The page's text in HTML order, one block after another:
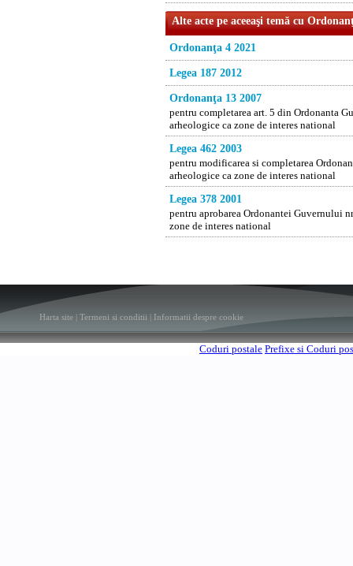
Alte acte pe aceeaşi temă cu
Ordonanţa 4 2021
Legea 187 2012
Ordonanţa 13 2007
pentru completarea art. 5 din Ordonanta
arheologice ca zone de interes national
Legea 462 2003
pentru modificarea si completarea
arheologice ca zone de interes national
Legea 378 2001
pentru aprobarea Ordonantei Guvernului
zone de interes national
Harta site Termeni si conditii Informatii despre cookie
Coduri postale Prefixe si Coduri